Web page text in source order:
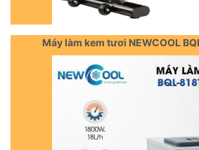
Máy làm kem tươi NEWCOOL